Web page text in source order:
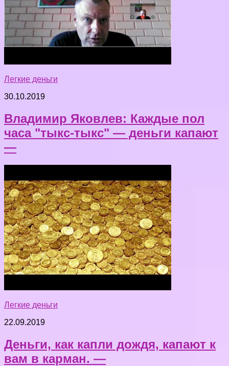
Легкие деньги
30.10.2019
Владимир Яковлев: Каждые пол
часа "тыкс-тыкс" — деньги капают
—
Легкие деньги
22.09.2019
Деньги, как капли дождя, капают к
вам в карман. —